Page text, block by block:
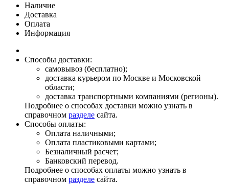
Наличие
Доставка
Оплата
Информация
Способы доставки:
самовывоз (бесплатно);
доставка курьером по Москве и Московской
области;
доставка транспортными компаниями (регионы).
Подробнее о способах доставки можно узнать в
справочном разделе сайта.
Способы оплаты:
Оплата наличными;
Оплата пластиковыми картами;
Безналичный расчет;
Банковский перевод.
Подробнее о способах оплаты можно узнать в
справочном разделе сайта.